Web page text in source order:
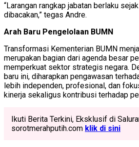
“Larangan rangkap jabatan berlaku
dibacakan,” tegas Andre.
Arah Baru Pengelolaan BUMN
Transformasi Kementerian BUMN
merupakan bagian dari agenda besar
memperkuat sektor strategis negara.
baru ini, diharapkan pengawasan
lebih independen, profesional, dan
kinerja sekaligus kontribusi terhadap
Ikuti Berita Terkini, Eksklusif di
sorotmerahputih.com klik di sini